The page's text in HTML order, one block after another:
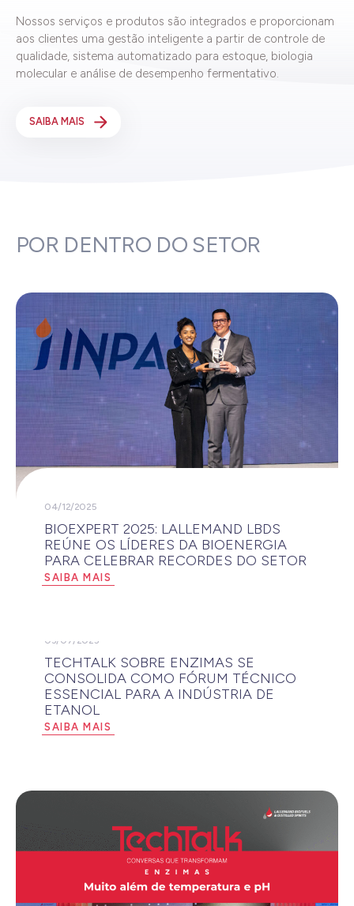
Nossos serviços e produtos são integrados e proporcionam
aos clientes uma gestão inteligente a partir de controle de
qualidade, sistema automatizado para estoque, biologia
molecular e análise de desempenho fermentativo.
SAIBA MAIS
POR DENTRO DO SETOR
04/12/2025
BIOEXPERT 2025: LALLEMAND LBDS
REÚNE OS LÍDERES DA BIOENERGIA
PARA CELEBRAR RECORDES DO SETOR
SAIBA MAIS
03/07/2025
TECHTALK SOBRE ENZIMAS SE
CONSOLIDA COMO FÓRUM TÉCNICO
ESSENCIAL PARA A INDÚSTRIA DE
ETANOL
SAIBA MAIS